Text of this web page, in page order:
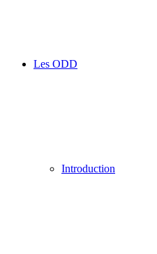
Les ODD
Introduction